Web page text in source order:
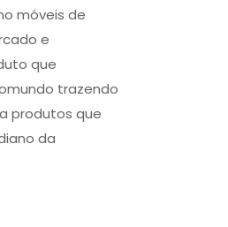
móveis de
e
que
trazendo
produtos que
da